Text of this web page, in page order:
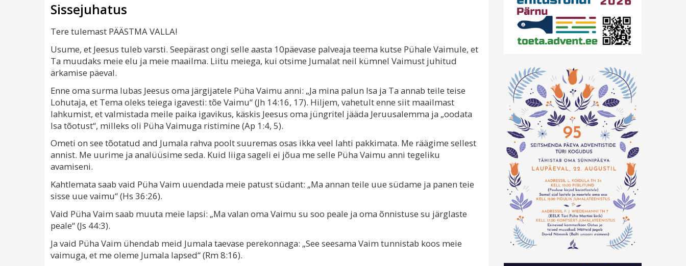
Sissejuhatus
Tere tulemast PÄÄSTMA VALLA!
Usume, et Jeesus tuleb varsti. Seepärast ongi selle aasta 10päevase palveaja teema kutse Pühale Vaimule, et
Ta muudaks meie elu ja meie maailma. Liitu meiega, kui otsime Jumalat neil kümnel Vaimust juhitud
ärkamise päeval.
Enne oma surma lubas Jeesus oma järgijatele Püha Vaimu anni: „Ja mina palun Isa ja Ta annab teile teise
Lohutaja, et Tema oleks teiega igavesti: tõe Vaimu“ (Jh 14:16, 17). Hiljem, vahetult enne siit maailmast
lahkumist, et valmistada meile paika igavikus, käskis Jeesus oma jüngritel jääda Jeruusalemma ja „oodata
Isa tõotust“, milleks oli Püha Vaimuga ristimine (Ap 1:4, 5).
Ometi on see tõotatud and Jumala rahva poolt suuremas osas ikka veel lahti pakkimata. Me räägime sellest
annist. Me uurime ja analüüsime seda. Kuid liiga sageli ei jõua me selle Püha Vaimu anni tegeliku
avamiseni.
Kahtlemata saab vaid Püha Vaim uuendada meie patust südant: „Ma annan teile uue südame ja panen teie
sisse uue vaimu“ (Hs 36:26).
Vaid Püha Vaim saab muuta meie lapsi: „Ma valan oma Vaimu su soo peale ja oma õnnistuse su järglaste
peale“ (Js 44:3).
Ja vaid Püha Vaim ühendab meid Jumala taevase perekonnaga: „See seesama Vaim tunnistab koos meie
vaimuga, et me oleme Jumala lapsed“ (Rm 8:16).